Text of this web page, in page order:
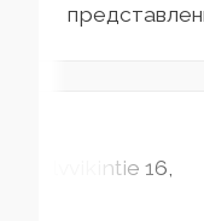
Elvvikintie 16